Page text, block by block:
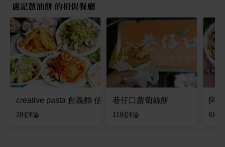
盧記蔥油餅 的相似餐廳
creative pasta 創義麵 信義店
2則評論
巷仔口蘿蔔絲餅
11則評論
阿
6則